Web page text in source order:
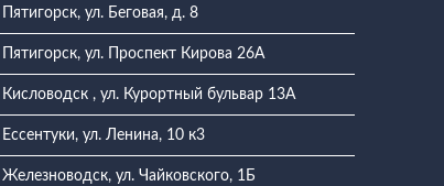
Пятигорск, ул. Беговая, д. 8
Пятигорск, ул. Проспект Кирова 26А
Кисловодск , ул. Курортный бульвар 13А
Ессентуки, ул. Ленина, 10 к3
Железноводск, ул. Чайковского, 1Б